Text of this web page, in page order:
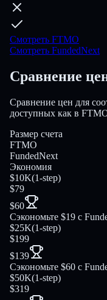
Смотреть FTMO
Смотреть FundedNext
Сравнение
Сравнение цен для
доступных как в
Размер счета
FTMO
FundedNext
Экономия
$10K(1-step)
$79
$60
Сэкономьте $19 с
$25K(1-step)
$199
$139
Сэкономьте $60 с
$50K(1-step)
$319